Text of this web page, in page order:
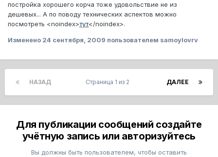
постройка хорошего корча тоже удовольствие не из
дешевых... А по поводу технических аспектов можно
посмотреть <noindex>тут</noindex>.
Изменено 24 сентября, 2009 пользователем samoylovrv
НАЗАД ДАЛЕЕ
Страница 1 из 2
Для публикации сообщений создайте
учётную запись или авторизуйтесь
Вы должны быть пользователем, чтобы оставить